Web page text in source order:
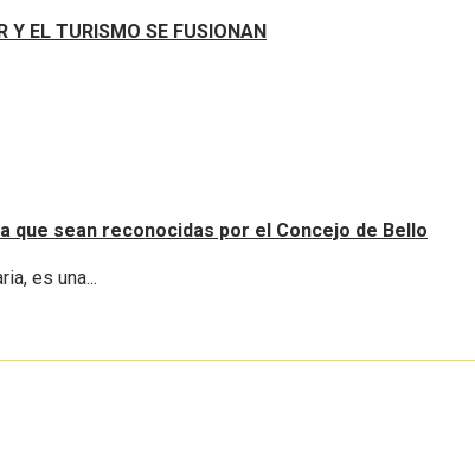
Y EL TURISMO SE FUSIONAN
que sean reconocidas por el Concejo de Bello
es una...